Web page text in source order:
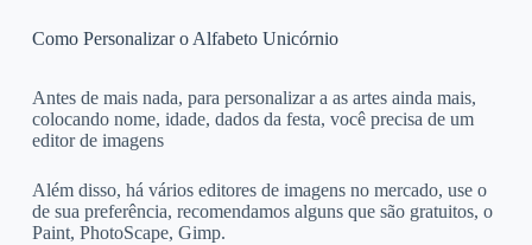
Como Personalizar o Alfabeto Unicórnio
Antes de mais nada, para personalizar a as artes ainda mais,
colocando nome, idade, dados da festa, você precisa de um
editor de imagens
Além disso, há vários editores de imagens no mercado, use o
de sua preferência, recomendamos alguns que são gratuitos, o
Paint, PhotoScape, Gimp.